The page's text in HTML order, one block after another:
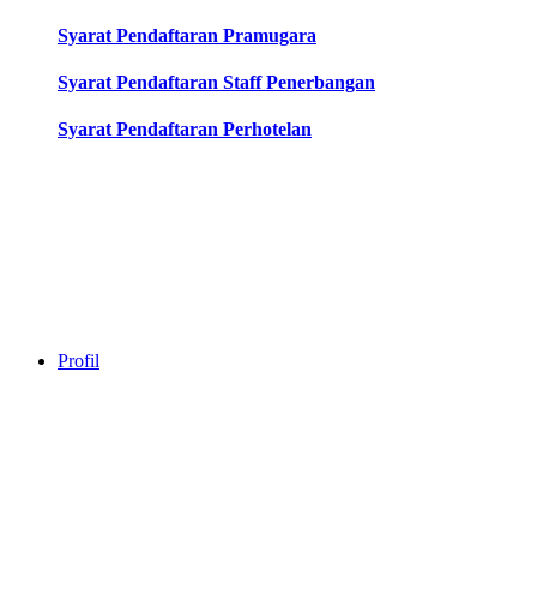
Syarat Pendaftaran Pramugara
Syarat Pendaftaran Staff Penerbangan
Syarat Pendaftaran Perhotelan
Profil